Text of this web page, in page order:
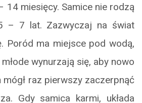
14 miesięcy. Samice nie rodzą
– 7 lat. Zazwyczaj na świat
Poród ma miejsce pod wodą,
wynurzają się, aby nowo
mógł raz pierwszy zaczerpnąć
Gdy samica karmi, układa